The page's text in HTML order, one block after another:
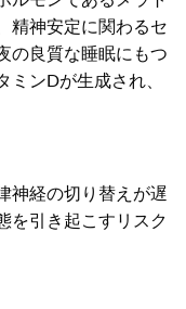
精神安定に関わるセ
の良質な睡眠にもつ
ンDが生成され、
神経の切り替えが遅
を引き起こすリスク